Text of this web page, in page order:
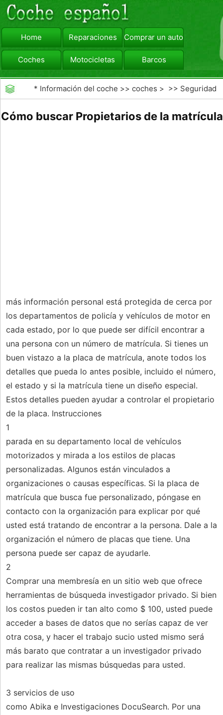
Home Reparaciones Comprar un automóvil
Coches Motocicletas Barcos
viajar Camiones
* Información del coche >>coches > >> Seguridad
Cómo buscar Propietarios de la matrícula
más información personal está protegida de cerca por
los departamentos de policía y vehículos de motor en
cada estado, por lo que puede ser difícil encontrar a
una persona con un número de matrícula. Si tienes un
buen vistazo a la placa de matrícula, anote todos los
detalles que pueda lo antes posible, incluido el número,
el estado y si la matrícula tiene un diseño especial.
Estos detalles pueden ayudar a controlar el propietario
de la placa. Instrucciones
1
parada en su departamento local de vehículos
motorizados y mirada a los estilos de placas
personalizadas. Algunos están vinculados a
organizaciones o causas específicas. Si la placa de
matrícula que busca fue personalizado, póngase en
contacto con la organización para explicar por qué
usted está tratando de encontrar a la persona. Dale a la
organización el número de placas que tiene. Una
persona puede ser capaz de ayudarle.
2
Comprar una membresía en un sitio web que ofrece
herramientas de búsqueda investigador privado. Si bien
los costos pueden ir tan alto como $ 100, usted puede
acceder a bases de datos que no serías capaz de ver
otra cosa, y hacer el trabajo sucio usted mismo será
más barato que contratar a un investigador privado
para realizar las mismas búsquedas para usted.
3 servicios de uso
como Abika e Investigaciones DocuSearch. Por una